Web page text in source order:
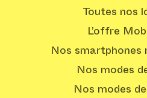
Toutes nos
L’offre
Nos smartphones
Nos modes
Nos modes